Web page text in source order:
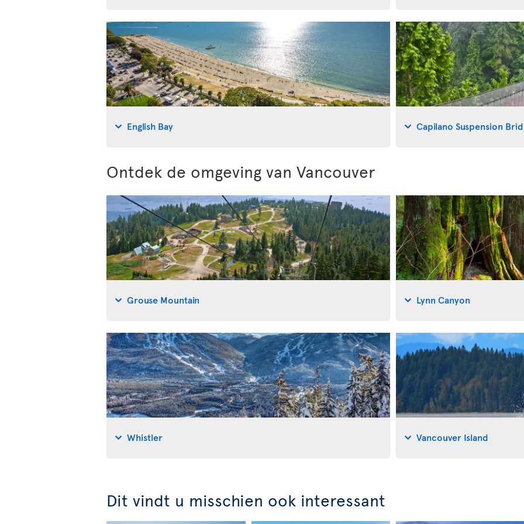
English Bay Capilano Suspension
Ontdek de omgeving van Vancouver
Grouse Mountain Lynn Canyon
Whistler Vancouver Island
Dit vindt u misschien ook interessant